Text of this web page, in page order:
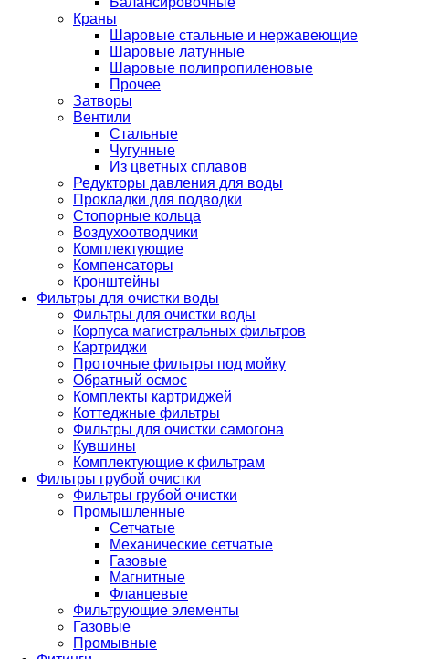
Краны
Шаровые стальные и нержавеющие
Шаровые латунные
Шаровые полипропиленовые
Прочее
Затворы
Вентили
Стальные
Чугунные
Из цветных сплавов
Редукторы давления для воды
Прокладки для подводки
Стопорные кольца
Воздухоотводчики
Комплектующие
Компенсаторы
Кронштейны
Фильтры для очистки воды
Фильтры для очистки воды
Корпуса магистральных фильтров
Картриджи
Проточные фильтры под мойку
Обратный осмос
Комплекты картриджей
Коттеджные фильтры
Фильтры для очистки самогона
Кувшины
Комплектующие к фильтрам
Фильтры грубой очистки
Фильтры грубой очистки
Промышленные
Сетчатые
Механические сетчатые
Газовые
Магнитные
Фланцевые
Фильтрующие элементы
Газовые
Промывные